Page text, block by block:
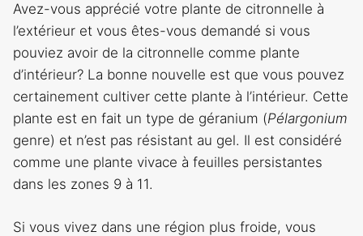
Avez-vous apprécié votre plante de citronnelle à
l’extérieur et vous êtes-vous demandé si vous
pouviez avoir de la citronnelle comme plante
d’intérieur? La bonne nouvelle est que vous pouvez
certainement cultiver cette plante à l’intérieur. Cette
plante est en fait un type de géranium (Pélargonium
genre) et n’est pas résistant au gel. Il est considéré
comme une plante vivace à feuilles persistantes
dans les zones 9 à 11.
Si vous vivez dans une région plus froide, vous